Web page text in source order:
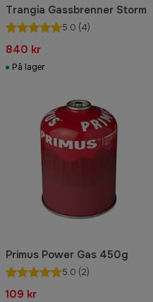
Trangia Gassbrenner Storm
5.0 (4)
840 kr
På lager
Primus Power Gas 450g
5.0 (2)
109 kr